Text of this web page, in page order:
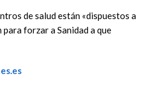
de salud están «dispuestos a
forzar a Sanidad a que